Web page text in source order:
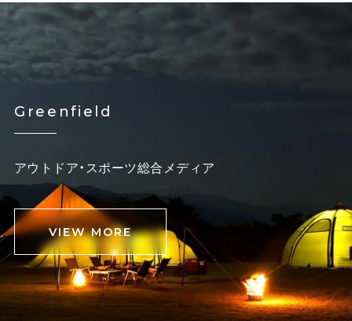
Greenfield
アウトドア・スポーツ総合メディア
VIEW MORE